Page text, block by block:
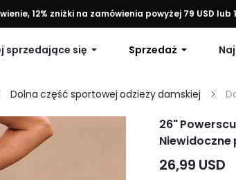
12% zniżki na zamówienia powyżej 79 USD lub
Darmowa wysyłka przy zamówieniach powyżej
sprzedające się Sprzedaż
Dolna część sportowej odzieży damskiej
26"
Niewidoczne
Trening o
26,99 USD